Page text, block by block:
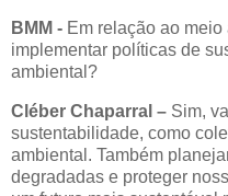
BMM - Em relação ao
implementar políticas de
ambiental?
Cléber Chaparral – Sim,
sustentabilidade, como
ambiental. Também
degradadas e proteger